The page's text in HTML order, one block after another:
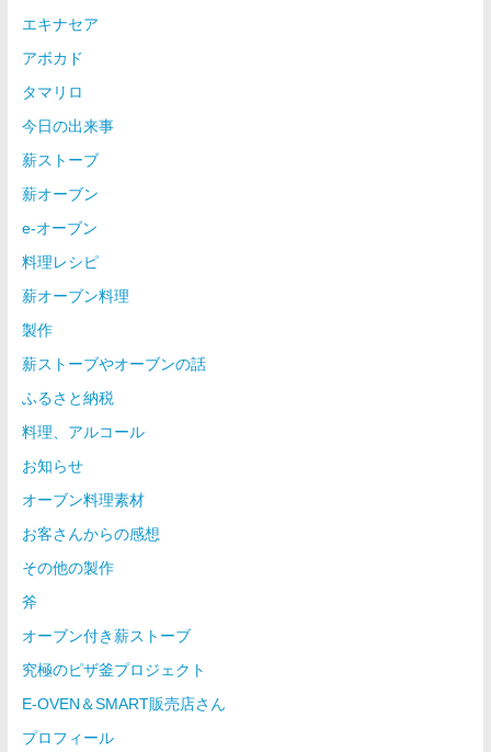
エキナセア
アボカド
タマリロ
今日の出来事
薪ストーブ
薪オーブン
e-オーブン
料理レシピ
薪オーブン料理
製作
薪ストーブやオーブンの話
ふるさと納税
料理、アルコール
お知らせ
オーブン料理素材
お客さんからの感想
その他の製作
斧
オーブン付き薪ストーブ
究極のピザ釜プロジェクト
E-OVEN＆SMART販売店さん
プロフィール